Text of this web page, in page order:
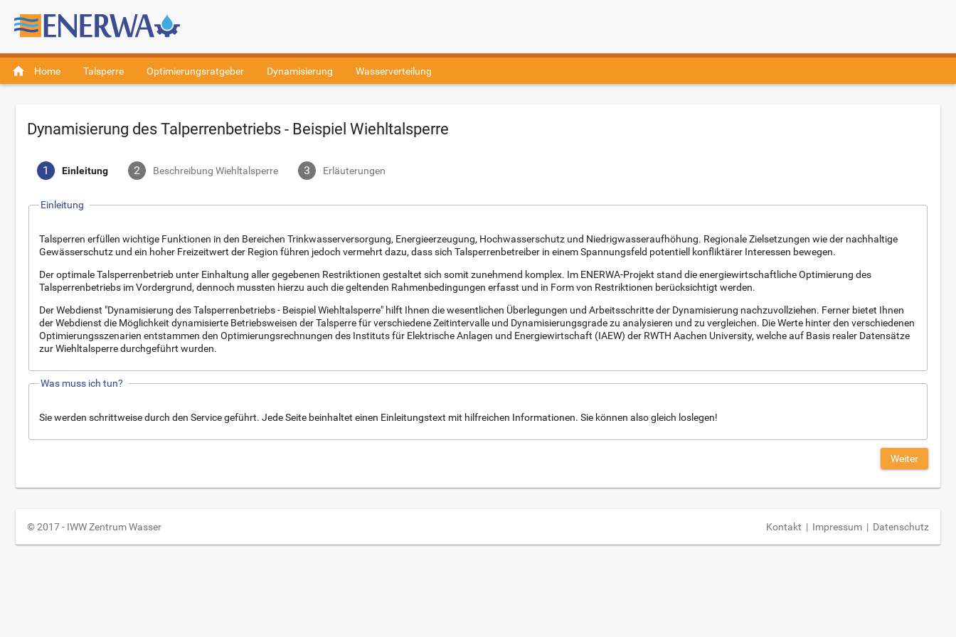
home Home Talsperre Optimierungsratgeber Dynamisierung Wasserverteilung
Dynamisierung des Talperrenbetriebs - Beispiel Wiehltalsperre
1 Einleitung 2 Beschreibung Wiehltalsperre 3 Erläuterungen
Einleitung
Talsperren erfüllen wichtige Funktionen in den Bereichen Trinkwasserversorgung, Energieerzeugung, Hochwasserschutz und Niedrigwasseraufhöhung. Regionale Zielsetzungen wie der nachhaltige
Gewässerschutz und ein hoher Freizeitwert der Region führen jedoch vermehrt dazu, dass sich Talsperrenbetreiber in einem Spannungsfeld potentiell konfliktärer Interessen bewegen.
Der optimale Talsperrenbetrieb unter Einhaltung aller gegebenen Restriktionen gestaltet sich somit zunehmend komplex. Im ENERWA-Projekt stand die energiewirtschaftliche Optimierung des
Talsperrenbetriebs im Vordergrund, dennoch mussten hierzu auch die geltenden Rahmenbedingungen erfasst und in Form von Restriktionen berücksichtigt werden.
Der Webdienst "Dynamisierung des Talsperrenbetriebs - Beispiel Wiehltalsperre" hilft Ihnen die wesentlichen Überlegungen und Arbeitsschritte der Dynamisierung nachzuvollziehen. Ferner bietet Ihnen
der Webdienst die Möglichkeit dynamisierte Betriebsweisen der Talsperre für verschiedene Zeitintervalle und Dynamisierungsgrade zu analysieren und zu vergleichen. Die Werte hinter den verschiedenen
Optimierungsszenarien entstammen den Optimierungsrechnungen des Instituts für Elektrische Anlagen und Energiewirtschaft (IAEW) der RWTH Aachen University, welche auf Basis realer Datensätze
zur Wiehltalsperre durchgeführt wurden.
Was muss ich tun?
Sie werden schrittweise durch den Service geführt. Jede Seite beinhaltet einen Einleitungstext mit hilfreichen Informationen. Sie können also gleich loslegen!
Weiter
© 2017 - IWW Zentrum Wasser Kontakt | Impressum | Datenschutz